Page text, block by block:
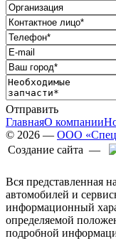
Отправить
ГлавнаяО компании
© 2026 — ООО
Создание сайта —
Вся представленная
автомобилей и
информационный
определяемой
подробной